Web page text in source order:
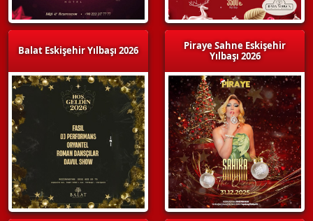
Balat Eskişehir Yılbaşı 2026
Piraye Sahne Eskişehir
Yılbaşı 2026